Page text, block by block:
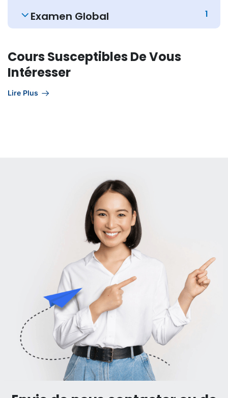
Examen Global 1
Cours Susceptibles De Vous
Intéresser
Lire Plus